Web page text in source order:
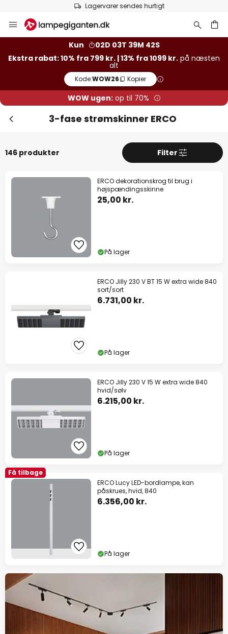
Lagervarer sendes hurtigt
to
Kun
02D 03T 39M 41S
Ekstra rabat: 10% fra 799 kr. | 13% fra 1099 kr. på næsten
alt
Kode:WOW26 Kopier
WOW ugen:op til 70%
3-fase strømskinner ERCO
146 produkter Filter
ERCO dekorationskrog til brug i
højspændingsskinne
25,00 kr.
På lager
ERCO Jilly 230 V BT 15 W extra wide 840
sort/sort
6.731,00 kr.
På lager
ERCO Jilly 230 V 15 W extra wide 840
hvid/sølv
6.215,00 kr.
På lager
Få tilbage
ERCO Lucy LED-bordlampe, kan
påskrues, hvid, 840
6.356,00 kr.
På lager
Luk
Ekstra rabat
13% rabatfra 1099 kr.
10% rabatfra 799 kr.
på næsten alt*
Kode:WOW26 Kopier
*Ekskluderede producenter